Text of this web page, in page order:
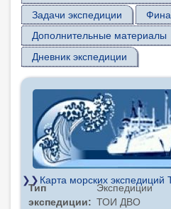
Задачи экспедиции
Дополнительные материалы
Дневник экспедиции
Карта морских
Тип
экспедиции
Экспедиции
ТОИ ДВО